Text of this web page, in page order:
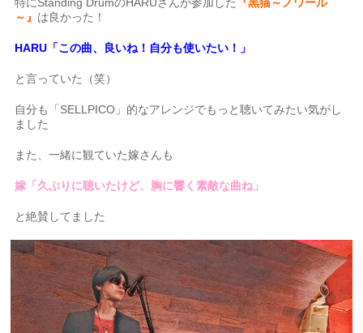
～』 は良かった！
HARU「この曲、良いね！自分も使いたい！」
と言っていた（笑）
自分も「SELLPICO」的なアレンジでもっと聴いてみたい気がし
ました
また、一緒に観ていた嫁さんも
嫁「久ぶりに聴いたけど、胸に響く素敵な曲ね」
と絶賛してました